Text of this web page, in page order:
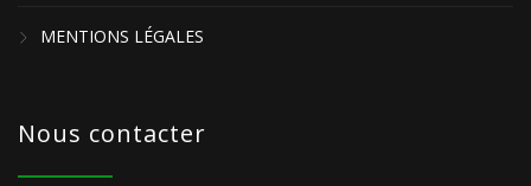
MENTIONS LÉGALES
Nous contacter